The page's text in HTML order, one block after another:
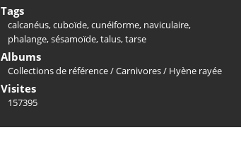
Tags
calcanéus,cuboïde,cunéiforme, naviculaire,
phalange,sésamoïde,talus,tarse
Albums
Collections de référence/Carnivores/ Hyène rayée
Visites
157395